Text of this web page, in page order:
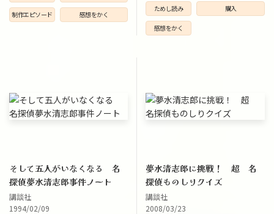
制作エピソード 感想をかく
ためし読み 購入
感想をかく
そして五人がいなくなる 名
探偵夢水清志郎事件ノート
講談社
1994/02/09
夢水清志郎に挑戦！ 超 名
探偵ものしりクイズ
講談社
2008/03/23